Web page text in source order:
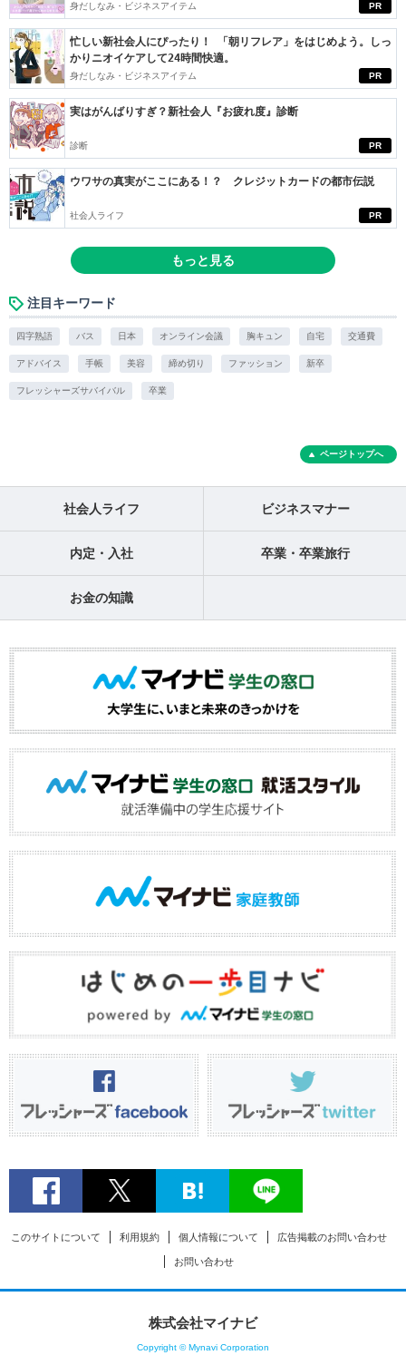
PR
身だしなみ・ビジネスアイテム
PR
忙しい新社会人にぴったり！ 「朝リフレア」をはじめよう。しっ
かりニオイケアして24時間快適。
身だしなみ・ビジネスアイテム
PR
実はがんばりすぎ？新社会人『お疲れ度』診断
診断
PR
ウワサの真実がここにある！？ クレジットカードの都市伝説
社会人ライフ
もっと見る
注目キーワード
四字熟語 バス 日本 オンライン会議 胸キュン 自宅 交通費
アドバイス 手帳 美容 締め切り ファッション 新卒
フレッシャーズサバイバル 卒業
ページトップへ
社会人ライフ ビジネスマナー
内定・入社 卒業・卒業旅行
お金の知識
このサイトについて 利用規約 個人情報について 広告掲載のお問い合わせ
お問い合わせ
株式会社マイナビ
Copyright © Mynavi Corporation